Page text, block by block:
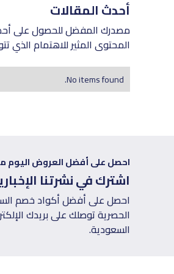
أحدث المقالات
مصدرك المفضل للحصول على
المحتوى المثير للاهتمام الذي
No items found.
احصل على أفضل العروض اليوم
اشترك في نشرتنا
احصل على أفضل أكواد خصم
السعودية.